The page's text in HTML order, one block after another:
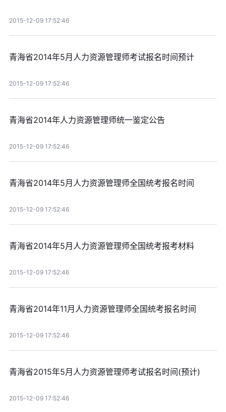
2015-12-09 17:52:46
青海省2014年5月人力资源管理师考试报名时间预计
2015-12-09 17:52:46
青海省2014年人力资源管理师统一鉴定公告
2015-12-09 17:52:46
青海省2014年5月人力资源管理师全国统考报名时间
2015-12-09 17:52:46
青海省2014年5月人力资源管理师全国统考报考材料
2015-12-09 17:52:46
青海省2014年11月人力资源管理师全国统考报名时间
2015-12-09 17:52:46
青海省2015年5月人力资源管理师考试报名时间(预计)
2015-12-09 17:52:46